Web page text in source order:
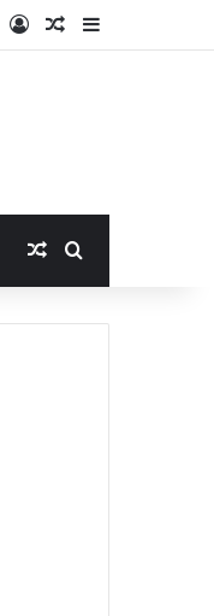
AccesoPublicación al
Barra lateral
Publicación al
Buscar por